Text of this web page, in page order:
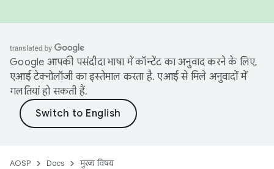
Google आपकी पसंदीदा भाषा में कॉन्टेंट का अनुवाद करने के लिए,
एआई टेक्नोलॉजी का इस्तेमाल करता है. एआई से मिले अनुवादों में
गलतियां हो सकती हैं.
AOSP Docs मुख्य विषय